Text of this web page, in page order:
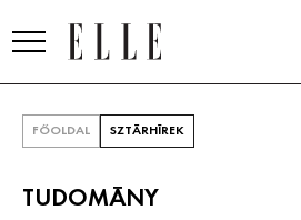
FŐOLDAL SZTÁRHÍREK
TUDOMÁNY